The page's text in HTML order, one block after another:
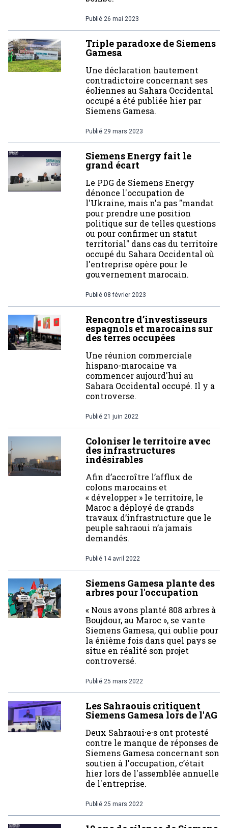
Publié 26 mai 2023
Triple paradoxe de Siemens
Gamesa
Une déclaration hautement
contradictoire concernant ses
éoliennes au Sahara Occidental
occupé a été publiée hier par
Siemens Gamesa.
Publié 29 mars 2023
Siemens Energy fait le
grand écart
Le PDG de Siemens Energy
dénonce l'occupation de
l'Ukraine, mais n'a pas "mandat
pour prendre une position
politique sur de telles questions
ou pour confirmer un statut
territorial" dans cas du territoire
occupé du Sahara Occidental où
l'entreprise opère pour le
gouvernement marocain.
Publié 08 février 2023
Rencontre d’investisseurs
espagnols et marocains sur
des terres occupées
Une réunion commerciale
hispano-marocaine va
commencer aujourd'hui au
Sahara Occidental occupé. Il y a
controverse.
Publié 21 juin 2022
Coloniser le territoire avec
des infrastructures
indésirables
Afin d’accroître l’afflux de
colons marocains et
« développer » le territoire, le
Maroc a déployé de grands
travaux d’infrastructure que le
peuple sahraoui n’a jamais
demandés.
Publié 14 avril 2022
Siemens Gamesa plante des
arbres pour l'occupation
« Nous avons planté 808 arbres à
Boujdour, au Maroc », se vante
Siemens Gamesa, qui oublie pour
la énième fois dans quel pays se
situe en réalité son projet
controversé.
Publié 25 mars 2022
Les Sahraouis critiquent
Siemens Gamesa lors de l'AG
Deux Sahraoui·e·s ont protesté
contre le manque de réponses de
Siemens Gamesa concernant son
soutien à l'occupation, c’était
hier lors de l'assemblée annuelle
de l'entreprise.
Publié 25 mars 2022